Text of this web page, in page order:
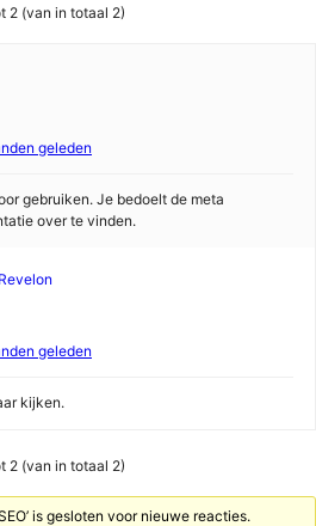
2 (van in totaal 2)
geleden
gebruiken. Je bedoelt de meta
over te vinden.
Revelon
geleden
kijken.
2 (van in totaal 2)
is gesloten voor nieuwe reacties.